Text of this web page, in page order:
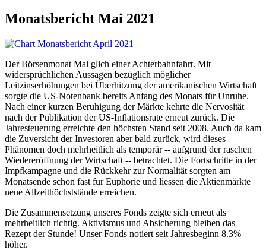
Monatsbericht Mai 2021
Der Börsenmonat Mai glich einer Achterbahnfahrt. Mit
widersprüchlichen Aussagen bezüglich möglicher
Leitzinserhöhungen bei Überhitzung der amerikanischen Wirtschaft
sorgte die US-Notenbank bereits Anfang des Monats für Unruhe.
Nach einer kurzen Beruhigung der Märkte kehrte die Nervosität
nach der Publikation der US-Inflationsrate erneut zurück. Die
Jahresteuerung erreichte den höchsten Stand seit 2008. Auch da kam
die Zuversicht der Investoren aber bald zurück, wird dieses
Phänomen doch mehrheitlich als temporär -- aufgrund der raschen
Wiedereröffnung der Wirtschaft -- betrachtet. Die Fortschritte in der
Impfkampagne und die Rückkehr zur Normalität sorgten am
Monatsende schon fast für Euphorie und liessen die Aktienmärkte
neue Allzeithöchststände erreichen.
Die Zusammensetzung unseres Fonds zeigte sich erneut als
mehrheitlich richtig. Aktivismus und Absicherung bleiben das
Rezept der Stunde! Unser Fonds notiert seit Jahresbeginn 8.3%
höher.